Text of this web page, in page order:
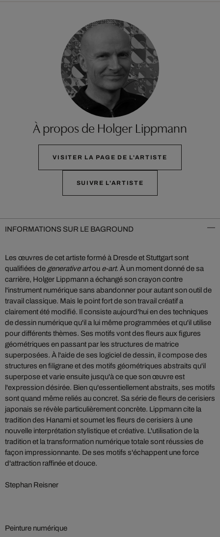
À propos de Holger Lippmann
VISITER LA PAGE DE L'ARTISTE
SUIVRE L'ARTISTE
INFORMATIONS SUR LE BAGROUND
Les œuvres de cet artiste formé à Dresde et Stuttgart sont
qualifiées de generative artou e-art. À un moment donné de sa
carrière, Holger Lippmann a échangé son crayon contre
l'instrument numérique sans abandonner pour autant son outil de
travail classique. Mais le point fort de son travail créatif a
clairement été modifié. Il consiste aujourd'hui en des techniques
de dessin numérique qu'il a lui même programmées et qu'il utilise
pour différents thèmes. Ses motifs vont des fleurs aux figures
géométriques en passant par les structures de matrice
superposées. À l'aide de ses logiciel de dessin, il compose des
structures en filigrane et des motifs géométriques abstraits qu'il
superpose et varie ensuite jusqu'à ce que son œuvre est
l'expression désirée. Bien qu'essentiellement abstraits, ses motifs
sont quand même reliés au concret. Sa série de fleurs de cerisiers
japonais se révèle particulièrement concrète. Lippmann cite la
tradition des Hanami et soumet les fleurs de cerisiers à une
nouvelle interprétation stylistique et créative. L'utilisation de la
tradition et la transformation numérique totale sont réussies de
façon impressionnante. De ses motifs s'échappent une force
d'attraction raffinée et douce.
Stephan Reisner
Peinture numérique